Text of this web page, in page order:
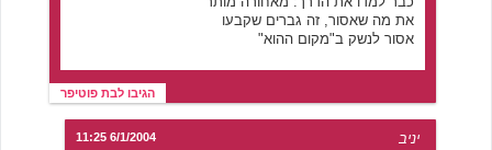
את מה שאסור, זה גברים שקבעו
אסור לנשק ב"מקום ההוא"
הגיבו לבת פוטיפר
יניב 6/1/2004 11:25